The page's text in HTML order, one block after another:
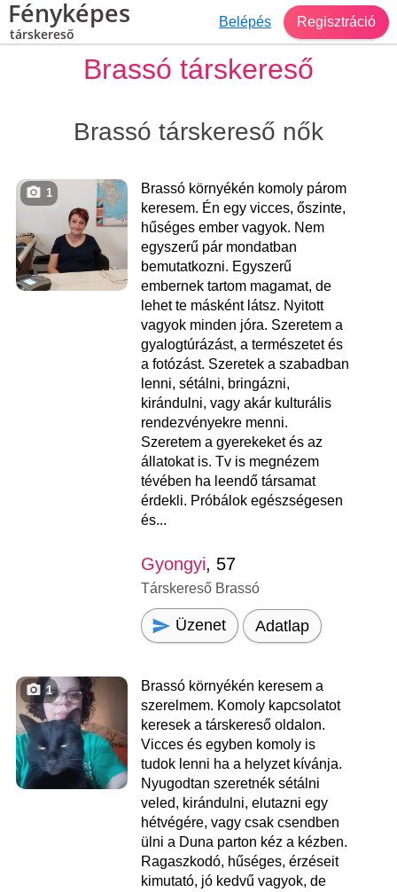
Fényképes
társkereső
Belépés Regisztráció
Brassó társkereső
Brassó társkereső nők
1
Brassó környékén komoly párom
keresem. Én egy vicces, őszinte,
hűséges ember vagyok. Nem
egyszerű pár mondatban
bemutatkozni. Egyszerű
embernek tartom magamat, de
lehet te másként látsz. Nyitott
vagyok minden jóra. Szeretem a
gyalogtúrázást, a természetet és
a fotózást. Szeretek a szabadban
lenni, sétálni, bringázni,
kirándulni, vagy akár kulturális
rendezvényekre menni.
Szeretem a gyerekeket és az
állatokat is. Tv is megnézem
tévében ha leendő társamat
érdekli. Próbálok egészségesen
és...
Gyongyi, 57
Társkereső Brassó
Üzenet Adatlap
1
Brassó környékén keresem a
szerelmem. Komoly kapcsolatot
keresek a társkereső oldalon.
Vicces és egyben komoly is
tudok lenni ha a helyzet kívánja.
Nyugodtan szeretnék sétálni
veled, kirándulni, elutazni egy
hétvégére, vagy csak csendben
ülni a Duna parton kéz a kézben.
Ragaszkodó, hűséges, érzéseit
kimutató, jó kedvű vagyok, de